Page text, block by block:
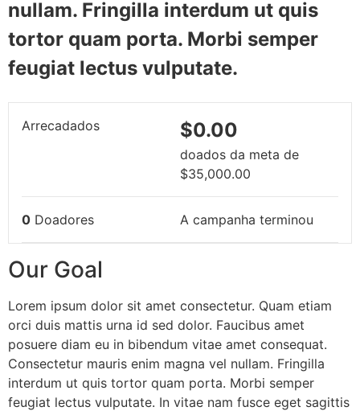
nullam. Fringilla interdum ut quis
tortor quam porta. Morbi semper
feugiat lectus vulputate.
Arrecadados $0.00
doados da meta de
$35,000.00
0 Doadores A campanha terminou
Our Goal
Lorem ipsum dolor sit amet consectetur. Quam etiam
orci duis mattis urna id sed dolor. Faucibus amet
posuere diam eu in bibendum vitae amet consequat.
Consectetur mauris enim magna vel nullam. Fringilla
interdum ut quis tortor quam porta. Morbi semper
feugiat lectus vulputate. In vitae nam fusce eget sagittis